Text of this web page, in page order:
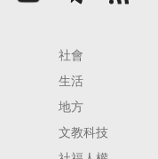
社會
生活
地方
文教科技